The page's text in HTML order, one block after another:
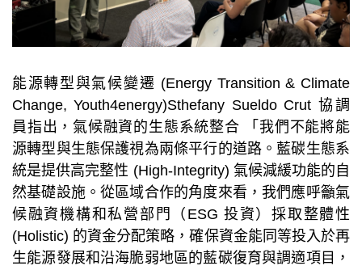
能源轉型與氣候變遷 (Energy Transition & Climate
Change, Youth4energy)Sthefany Sueldo Crut 協調
員指出，氣候融資的生態系統整合 「我們不能將能
源轉型與生態保護視為兩條平行的道路。藍碳生態系
統是提供高完整性 (High-Integrity) 氣候減緩功能的自
然基礎設施。從區域合作的角度來看，我們應呼籲氣
候融資機構和私營部門（ESG 投資）採取整體性
(Holistic) 的資金分配策略，確保資金能同等投入於再
生能源發展和沿海脆弱地區的藍碳復育與調適項目，